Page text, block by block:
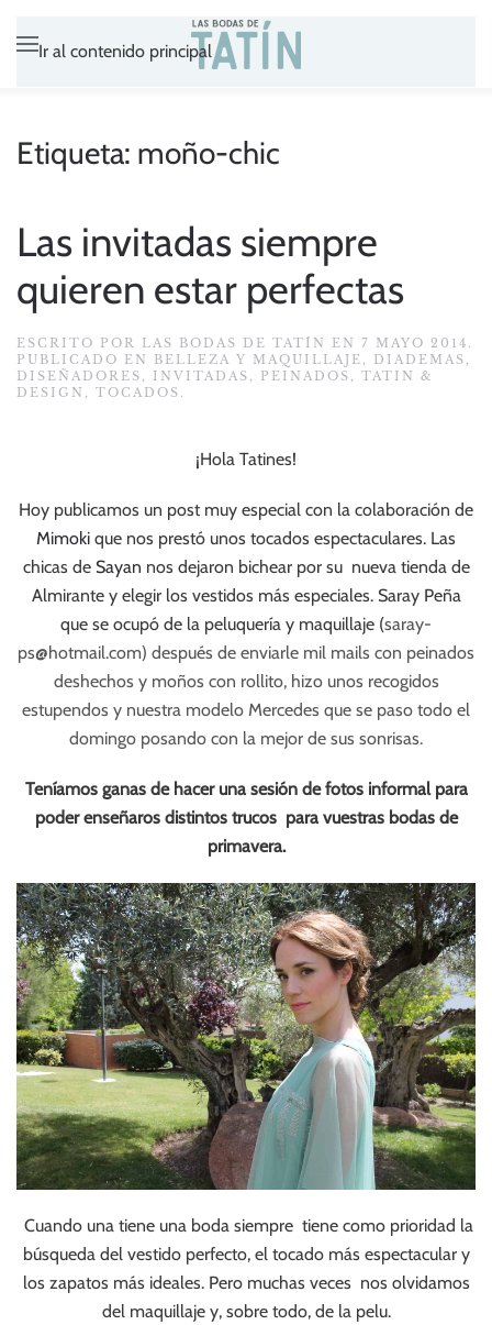
Ir al contenido principal
Etiqueta: moño-chic
Las invitadas siempre
quieren estar perfectas
ESCRITO POR LAS BODAS DE TATÍN EN 7 MAYO 2014 .
PUBLICADO EN BELLEZA Y MAQUILLAJE , DIADEMAS ,
DISEÑADORES , INVITADAS , PEINADOS , TATIN &
DESIGN , TOCADOS .
¡Hola Tatines!
Hoy publicamos un post muy especial con la colaboración de
Mimoki que nos prestó unos tocados espectaculares. Las
chicas de Sayan nos dejaron bichear por su nueva tienda de
Almirante y elegir los vestidos más especiales. Saray Peña
que se ocupó de la peluquería y maquillaje (saray-
ps@hotmail.com) después de enviarle mil mails con peinados
deshechos y moños con rollito, hizo unos recogidos
estupendos y nuestra modelo Mercedes que se paso todo el
domingo posando con la mejor de sus sonrisas.
Teníamos ganas de hacer una sesión de fotos informal para
poder enseñaros distintos trucos para vuestras bodas de
primavera.
Cuando una tiene una boda siempre tiene como prioridad la
búsqueda del vestido perfecto, el tocado más espectacular y
los zapatos más ideales. Pero muchas veces nos olvidamos
del maquillaje y, sobre todo, de la pelu.